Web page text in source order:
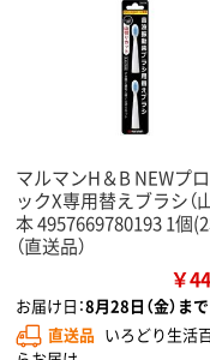
マルマンH＆B NEWプ
ックX専用替えブラシ（
本 4957669780193 1個
（直送品）
￥
お届け日：8月28日（金）まで
直送品 いろどり生活